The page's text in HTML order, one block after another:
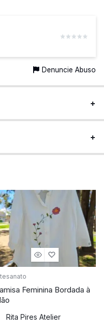
Denuncie Abuso
Feminina Bordada à
Rita Pires Atelier